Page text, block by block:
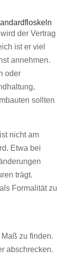
der Vertrag
ist er viel
annehmen.
oder
sollten
nicht am
Etwa bei
trägt.
Formalität zu
zu finden.
abschrecken.